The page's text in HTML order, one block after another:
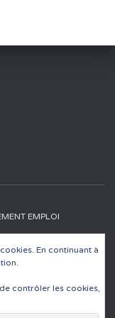
EMPLOI
En continuant à
contrôler les cookies,